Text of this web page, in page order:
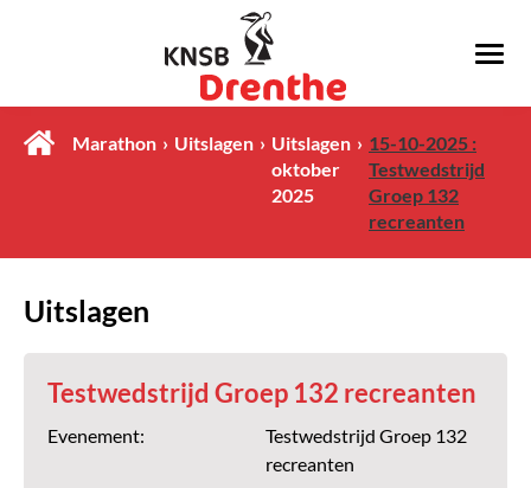
Marathon Uitslagen
Uitslagen
oktober
2025
15-10-2025 :
Testwedstrijd
Groep 132
recreanten
Uitslagen
Testwedstrijd Groep 132 recreanten
Evenement:
Testwedstrijd Groep 132
recreanten